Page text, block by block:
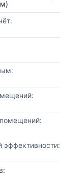
эффективности: